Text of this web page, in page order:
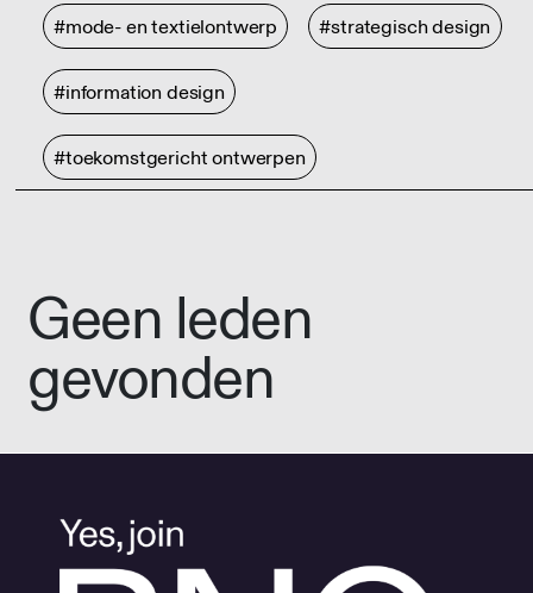
#mode- en textielontwerp #strategisch design
#information design
#toekomstgericht ontwerpen
Geen leden
gevonden